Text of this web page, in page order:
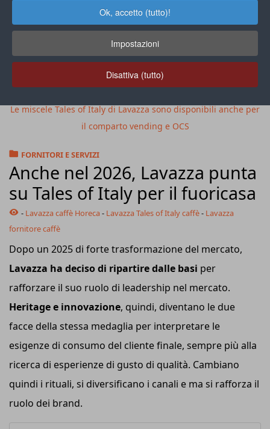
Ok, accetto (tutto)!
Impostazioni
Disattiva (tutto)
Le miscele Tales of Italy di Lavazza sono disponibili anche per
il comparto vending e OCS
FORNITORI E SERVIZI
Anche nel 2026, Lavazza punta
su Tales of Italy per il fuoricasa
- Lavazza caffè Horeca - Lavazza Tales of Italy caffè- Lavazza
fornitore caffè
Dopo un 2025 di forte trasformazione del mercato,
Lavazza ha deciso di ripartire dalle basi per
rafforzare il suo ruolo di leadership nel mercato.
Heritage e innovazione, quindi, diventano le due
facce della stessa medaglia per interpretare le
esigenze di consumo del cliente finale, sempre più alla
ricerca di esperienze di gusto di qualità. Cambiano
quindi i rituali, si diversificano i canali e ma si rafforza il
ruolo dei brand.